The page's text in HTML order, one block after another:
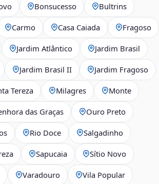
Bonsucesso Bultrins
Carmo Casa Caiada Fragoso
Jardim Atlântico Jardim Brasil
Jardim Brasil II Jardim Fragoso
Tereza Milagres Monte
das Graças Ouro Preto
Rio Doce Salgadinho
Sapucaia Sítio Novo
Varadouro Vila Popular